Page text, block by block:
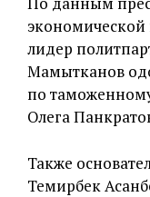
экономической
лидер
Мамытканов
по
Олега
Также
Темирбек